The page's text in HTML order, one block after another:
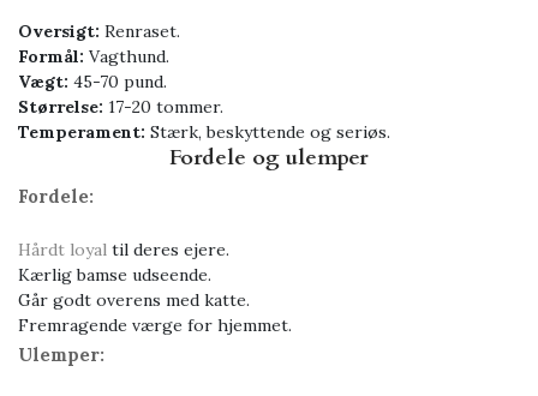
Oversigt: Renraset.
Formål: Vagthund.
Vægt: 45-70 pund.
Størrelse: 17-20 tommer.
Temperament: Stærk, beskyttende og seriøs.
Fordele og ulemper
Fordele:
Hårdt loyal til deres ejere.
Kærlig bamse udseende.
Går godt overens med katte.
Fremragende værge for hjemmet.
Ulemper: